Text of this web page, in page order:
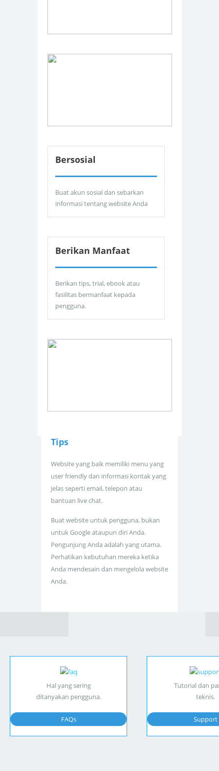
Bersosial
Buat akun sosial dan sebarkan
informasi tentang website Anda
Berikan Manfaat
Berikan tips, trial, ebook atau
fasilitas bermanfaat kepada
pengguna.
Tips
Website yang baik memiliki menu yang
user friendly dan informasi kontak yang
jelas seperti email, telepon atau
bantuan live chat.
Buat website untuk pengguna, bukan
untuk Google ataupun diri Anda.
Pengunjung Anda adalah yang utama.
Perhatikan kebutuhan mereka ketika
Anda mendesain dan mengelola website
Anda.
Hal yang sering
ditanyakan pengguna.
FAQs
Tutorial dan
teknis.
Support